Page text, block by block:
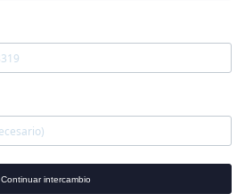
Continuar intercambio